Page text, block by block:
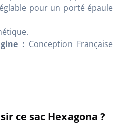
pour un porté épaule
: Conception Française
ce sac Hexagona ?